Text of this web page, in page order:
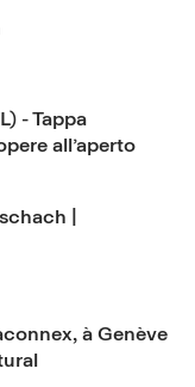
- Tappa
all’aperto
|
à Genève